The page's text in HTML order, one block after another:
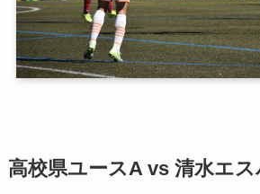
高校県ユースA vs 清水エ